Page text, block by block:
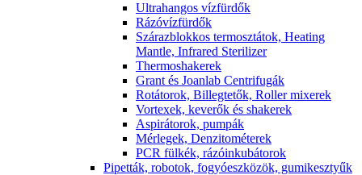
Ultrahangos vízfürdők
Rázóvízfürdők
Szárazblokkos termosztátok, Heating
Mantle, Infrared Sterilizer
Thermoshakerek
Grant és Joanlab Centrifugák
Rotátorok, Billegtetők, Roller mixerek
Vortexek, keverők és shakerek
Aspirátorok, pumpák
Mérlegek, Denzitométerek
PCR fülkék, rázóinkubátorok
Pipetták, robotok, fogyóeszközök, gumikesztyűk